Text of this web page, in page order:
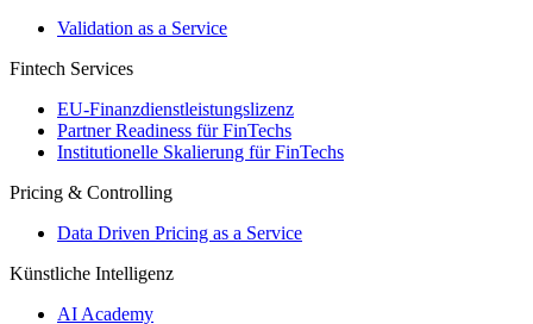
Validation as a Service
Fintech Services
EU-Finanzdienstleistungslizenz
Partner Readiness für FinTechs
Institutionelle Skalierung für FinTechs
Pricing & Controlling
Data Driven Pricing as a Service
Künstliche Intelligenz
AI Academy